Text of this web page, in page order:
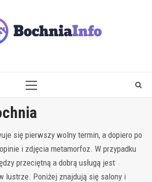
PRIMARY
się pierwszy wolny termin, a dopiero po
i zdjęcia metamorfoz. W przypadku
przeciętną a dobrą usługą jest
lustrze. Poniżej znajdują się salony i